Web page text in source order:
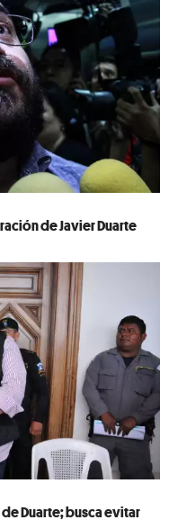
de Javier Duarte
Duarte; busca evitar